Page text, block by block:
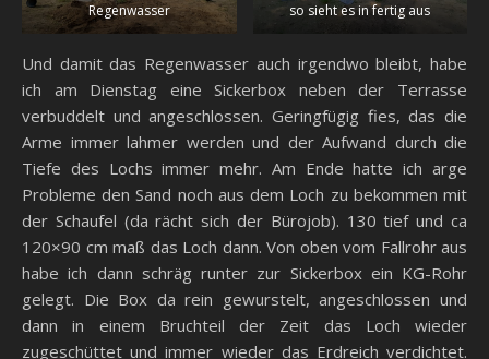
Regenwasser
so sieht es in fertig aus
Und damit das Regenwasser auch irgendwo bleibt, habe
ich am Dienstag eine Sickerbox neben der Terrasse
verbuddelt und angeschlossen. Geringfügig fies, das die
Arme immer lahmer werden und der Aufwand durch die
Tiefe des Lochs immer mehr. Am Ende hatte ich arge
Probleme den Sand noch aus dem Loch zu bekommen mit
der Schaufel (da rächt sich der Bürojob). 130 tief und ca
120×90 cm maß das Loch dann. Von oben vom Fallrohr aus
habe ich dann schräg runter zur Sickerbox ein KG-Rohr
gelegt. Die Box da rein gewurstelt, angeschlossen und
dann in einem Bruchteil der Zeit das Loch wieder
zugeschüttet und immer wieder das Erdreich verdichtet.